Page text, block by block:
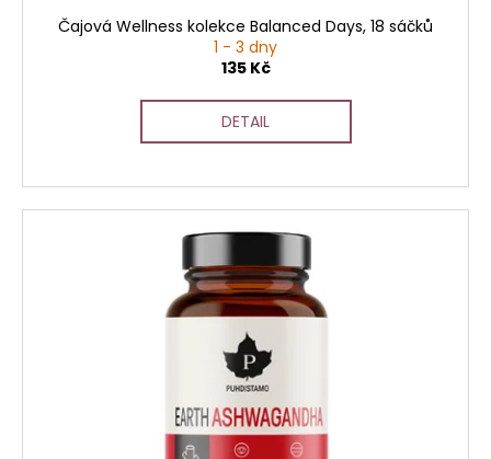
Čajová Wellness kolekce Balanced Days, 18 sáčků
1 - 3 dny
135 Kč
DETAIL